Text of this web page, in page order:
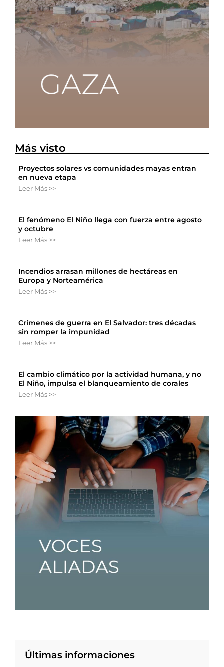
Más visto
Proyectos solares vs comunidades mayas entran
en nueva etapa
Leer Más >>
El fenómeno El Niño llega con fuerza entre agosto
y octubre
Leer Más >>
Incendios arrasan millones de hectáreas en
Europa y Norteamérica
Leer Más >>
Crímenes de guerra en El Salvador: tres décadas
sin romper la impunidad
Leer Más >>
El cambio climático por la actividad humana, y no
El Niño, impulsa el blanqueamiento de corales
Leer Más >>
Últimas informaciones